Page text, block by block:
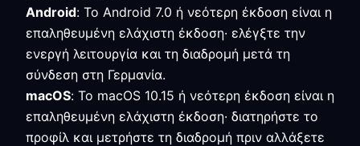
Android: Το Android 7.0 ή νεότερη έκδοση είναι η
επαληθευμένη ελάχιστη έκδοση· ελέγξτε την
ενεργή λειτουργία και τη διαδρομή μετά τη
σύνδεση στη Γερμανία.
macOS: Το macOS 10.15 ή νεότερη έκδοση είναι η
επαληθευμένη ελάχιστη έκδοση· διατηρήστε το
προφίλ και μετρήστε τη διαδρομή πριν αλλάξετε